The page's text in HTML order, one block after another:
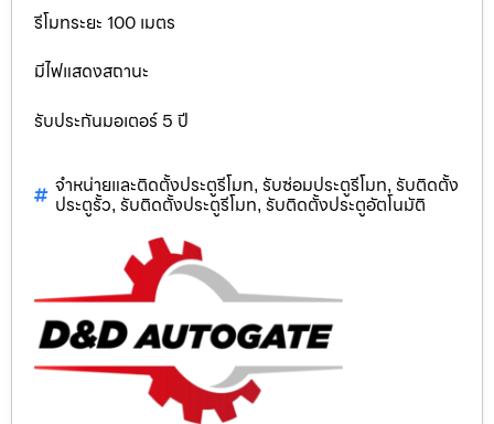
รีโมทระยะ 100 เมตร
มีไฟแสดงสถานะ
รับประกันมอเตอร์ 5 ปี
จำหน่ายและติดตั้งประตูรีโมท, รับซ่อมประตูรีโมท, รับติดตั้ง
ประตูรั้ว, รับติดตั้งประตูรีโมท, รับติดตั้งประตูอัตโนมัติ